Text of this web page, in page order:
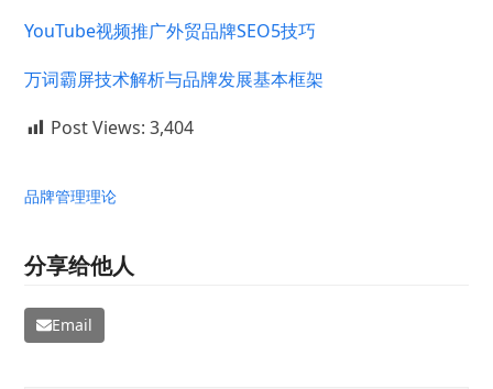
YouTube视频推广外贸品牌SEO5技巧
万词霸屏技术解析与品牌发展基本框架
Post Views: 3,404
品牌管理理论
分享给他人
Email